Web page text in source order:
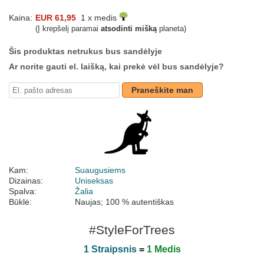
Kaina: EUR 61,95 1 x medis
(Į krepšelį paramai atsodinti miškąplaneta)
Šis produktas netrukus bus sandėlyje
Ar norite gauti el. laišką, kai prekė vėl bus sandėlyje?
Praneškite man
Kam:
Suaugusiems
Dizainas:
Uniseksas
Spalva:
Žalia
Būklė:
Naujas; 100 % autentiškas
#StyleForTrees
1 Straipsnis= 1 Medis